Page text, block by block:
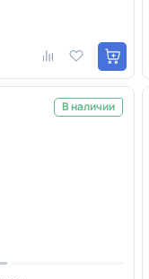
В наличии